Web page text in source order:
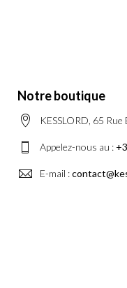
Notre boutique
KESSLORD, 65
Appelez-nous au :
E-mail :